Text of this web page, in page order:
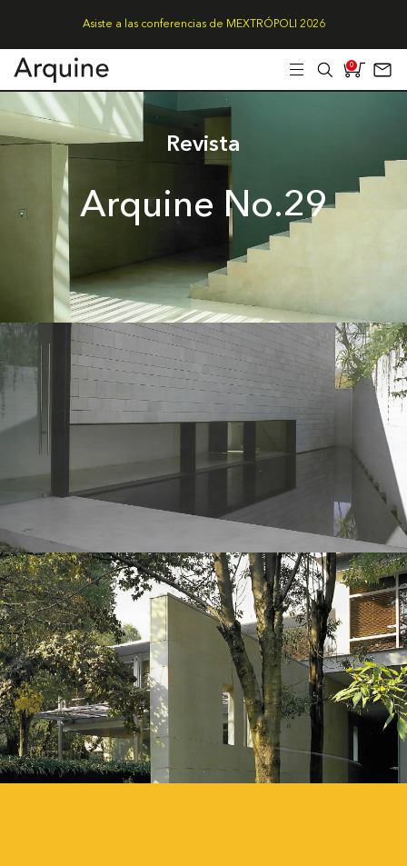
Asiste a las conferencias de MEXTRÓPOLI 2026
0
Revista
Arquine No.29